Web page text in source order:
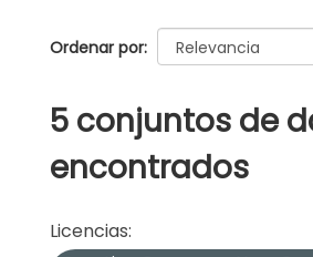
Ordenar por
5 conjuntos de
encontrados
Licencias: